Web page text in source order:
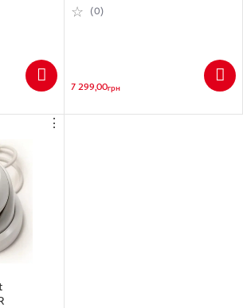
(0)
7 299,00грн
⋮